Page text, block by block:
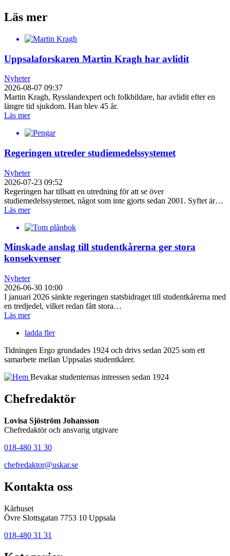
Läs mer
Uppsalaforskaren Martin Kragh har avlidit
Nyheter
2026-08-07 09:37
Martin Kragh, Rysslandexpert och folkbildare, har avlidit efter en
längre tid sjukdom. Han blev 45 år.
Läs mer
Regeringen utreder studiemedelssystemet
Nyheter
2026-07-23 09:52
Regeringen har tillsatt en utredning för att se över
studiemedelssystemet, något som inte gjorts sedan 2001. Syftet är…
Läs mer
Minskade anslag till studentkårerna ger stora
konsekvenser
Nyheter
2026-06-30 10:00
I januari 2026 sänkte regeringen statsbidraget till studentkårerna med
en tredjedel, vilket redan fått stora…
Läs mer
ladda fler
Tidningen Ergo grundades 1924 och drivs sedan 2025 som ett
samarbete mellan Uppsalas studentkårer.
Bevakar studenternas intressen sedan 1924
Chefredaktör
Lovisa Sjöström Johansson
Chefredaktör och ansvarig utgivare
018-480 31 30
chefredaktor@uskar.se
Kontakta oss
Kårhuset
Övre Slottsgatan 7753 10 Uppsala
018-480 31 31